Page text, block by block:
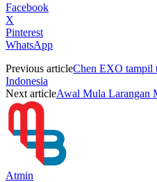
Facebook
X
Pinterest
WhatsApp
Previous articleChen EXO tampil
Indonesia
Next articleAwal Mula Larangan
Atmin